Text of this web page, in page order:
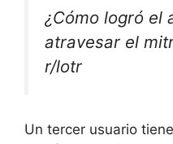
¿Cómo logró el
atravesar el
r/lotr
Un tercer usuario